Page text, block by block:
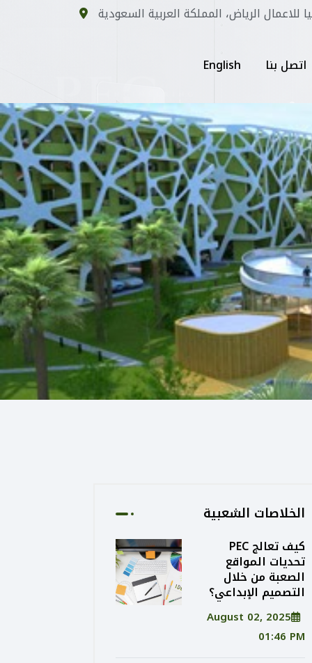
للاعمال الرياض، المملكة العربية السعودية
اتصل بنا English
الخلاصات الشعبية
كيف تعالج PEC
تحديات المواقع
الصعبة من خلال
التصميم الإبداعي؟
August 02, 2025
01:46 PM